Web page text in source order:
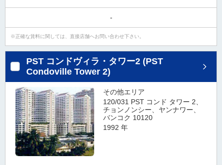
-
正確な賃料に関しては、直接店舗へお問い合わせ下さい。
PST コンドヴィラ・タワー2 (PST
Condoville Tower 2)
その他エリア
120/031 PST コンド タワー 2、
チョンノンシー、ヤンナワー、
バンコク 10120
1992 年